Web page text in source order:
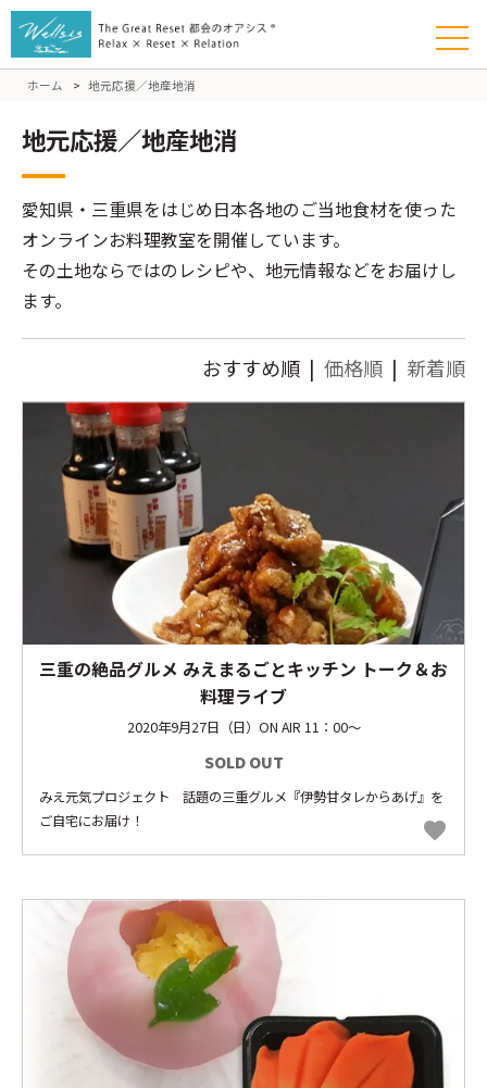
ホーム > 地元応援／地産地消
地元応援／地産地消
愛知県・三重県をはじめ日本各地のご当地食材を使った
オンラインお料理教室を開催しています。
その土地ならではのレシピや、地元情報などをお届けし
ます。
おすすめ順 | 価格順 | 新着順
三重の絶品グルメ みえまるごとキッチン トーク＆お
料理ライブ
2020年9月27日（日）ON AIR 11：00～
SOLD OUT
みえ元気プロジェクト 話題の三重グルメ『伊勢甘タレからあげ』を
ご自宅にお届け！
favorite